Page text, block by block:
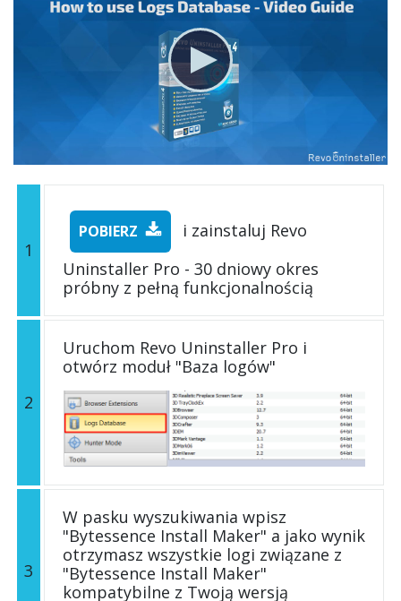
1
POBIERZ
i zainstaluj Revo
Uninstaller Pro - 30 dniowy okres
próbny z pełną funkcjonalnością
2
Uruchom Revo Uninstaller Pro i
otwórz moduł "Baza logów"
3
W pasku wyszukiwania wpisz
"Bytessence Install Maker" a jako wynik
otrzymasz wszystkie logi związane z
"Bytessence Install Maker"
kompatybilne z Twoją wersją